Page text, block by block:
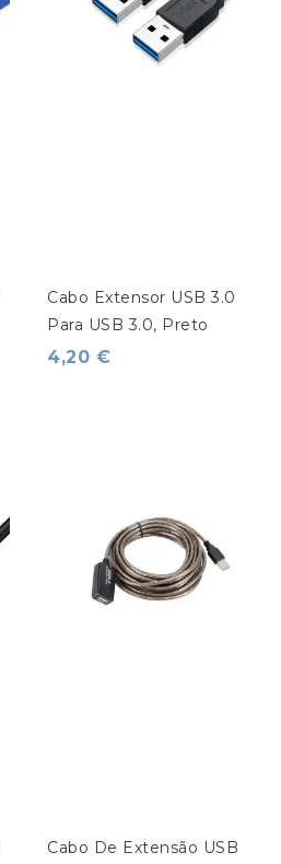
Cabo Extensor USB 3.0
Para USB 3.0, Preto
4,20 €
Cabo De Extensão USB